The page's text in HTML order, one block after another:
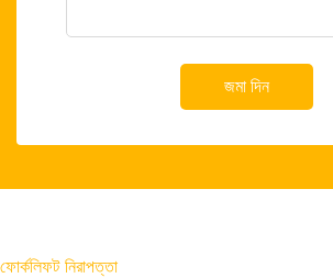
জমা দিন
ফোর্কলিফট নিরাপত্তা